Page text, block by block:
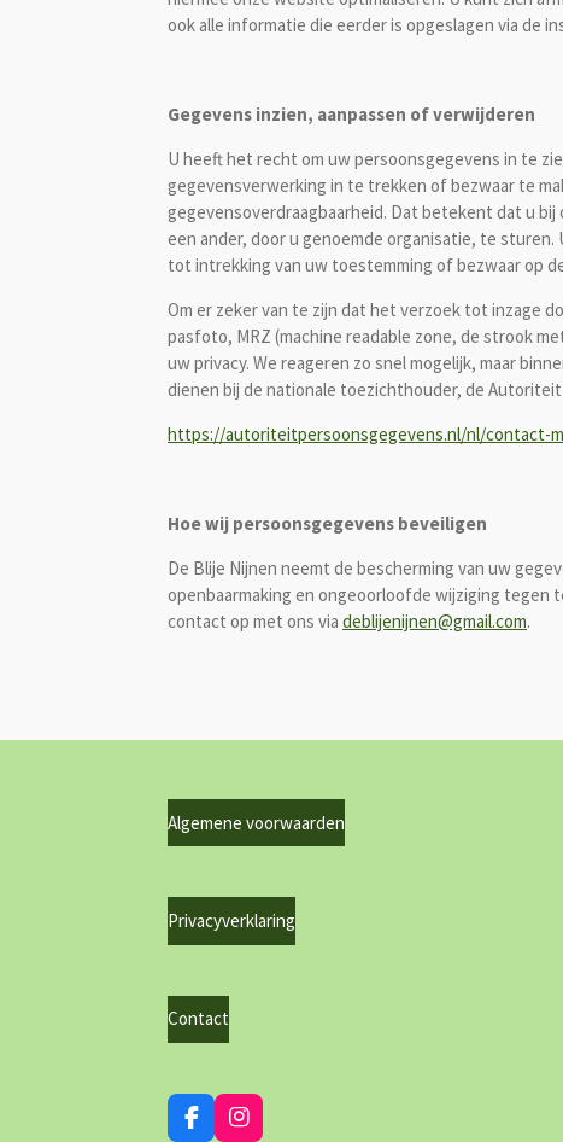
ook alle informatie die eerder is opgeslagen via de
Gegevens inzien, aanpassen of verwijderen
U heeft het recht om uw persoonsgegevens in te
gegevensverwerking in te trekken of bezwaar te
gegevensoverdraagbaarheid. Dat betekent dat u
een ander, door u genoemde organisatie, te
tot intrekking van uw toestemming of bezwaar op
Om er zeker van te zijn dat het verzoek tot inzage
pasfoto, MRZ (machine readable zone, de strook
uw privacy. We reageren zo snel mogelijk, maar
dienen bij de nationale toezichthouder, de
https://autoriteitpersoonsgegevens.nl/nl/contact-
Hoe wij persoonsgegevens beveiligen
De Blije Nijnen neemt de bescherming van uw
openbaarmaking en ongeoorloofde wijziging tegen
contact op met ons via deblijenijnen@gmail.com.
Algemene voorwaarden
Privacyverklaring
Contact
F
I